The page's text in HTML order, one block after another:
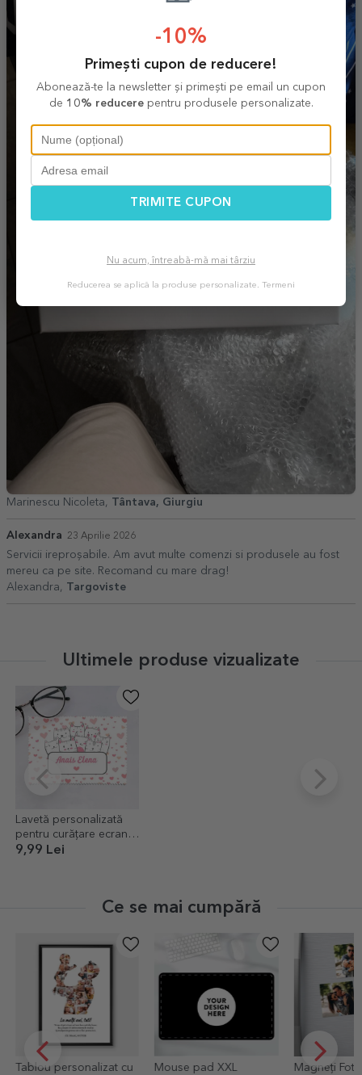
Marinescu Nicoleta, Tântava, Giurgiu
Alexandra 23 Aprilie 2026
Servicii ireproșabile. Am avut multe comenzi si produsele au fost
mereu ca pe site. Recomand cu mare drag!
Alexandra, Targoviste
Ultimele produse vizualizate
Lavetă personalizată
pentru curățare ecrane/
ochelari - Kitty
9,99 Lei
Ce se mai cumpără
cu
Mouse pad XXL
Magneți Foto - set de
-10%
Primești cupon de reducere!
Abonează-te la newsletter și primești pe email un cupon
de 10% reducerepentru produsele personalizate.
TRIMITE CUPON
Nu acum, întreabă-mă mai târziu
Reducerea se aplică la produse personalizate. Termeni